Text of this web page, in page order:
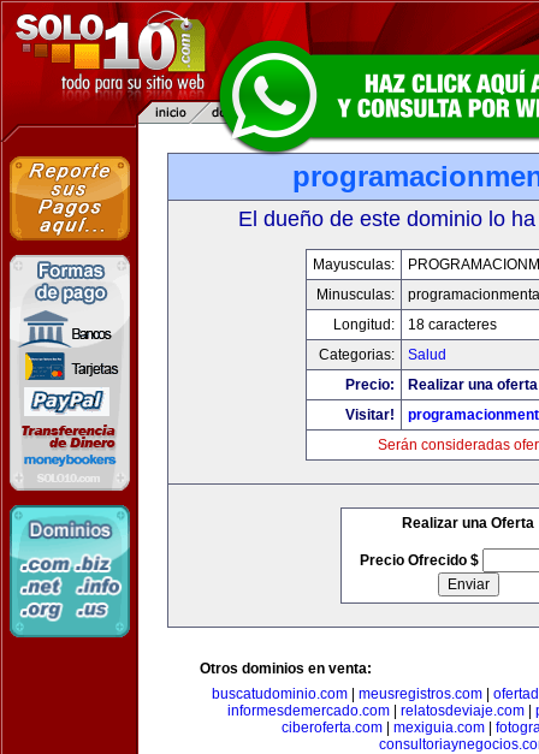
El dueño de este dominio lo
Mayusculas:
Minusculas:
Longitud:
18 caracteres
Categorias:
Salud
Precio:
Realizar una
Visitar!
Serán consideradas
Realizar una Oferta
Precio Ofrecido $
Otros dominios en venta:
buscatudominio.com| meusregistros.com|
informesdemercado.com| relatosdeviaje.com|
ciberoferta.com
mexiguia.com